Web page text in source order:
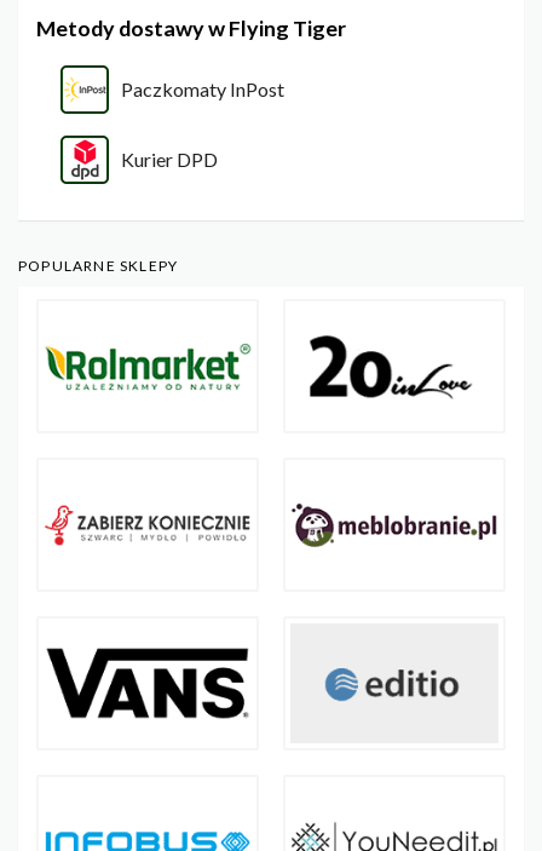
Metody dostawy w Flying Tiger
Paczkomaty InPost
Kurier DPD
POPULARNE SKLEPY